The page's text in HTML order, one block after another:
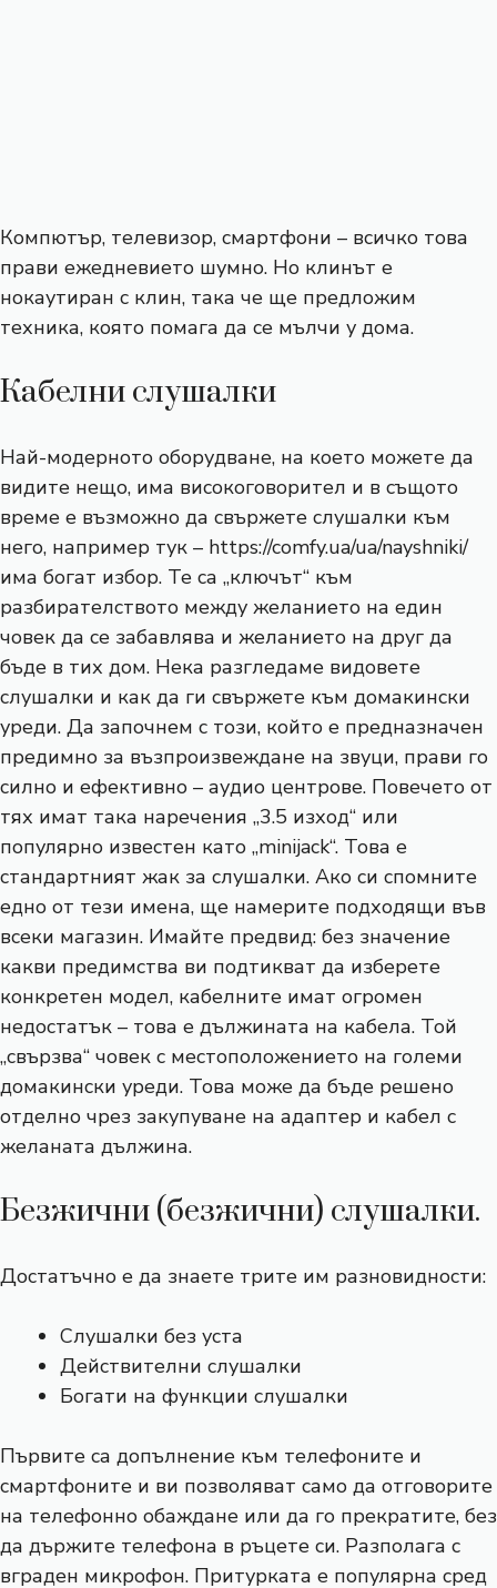
Компютър, телевизор, смартфони – всичко това
прави ежедневието шумно. Но клинът е
нокаутиран с клин, така че ще предложим
техника, която помага да се мълчи у дома.
Кабелни слушалки
Най-модерното оборудване, на което можете да
видите нещо, има високоговорител и в същото
време е възможно да свържете слушалки към
него, например тук – https://comfy.ua/ua/nayshniki/
има богат избор. Те са „ключът“ към
разбирателството между желанието на един
човек да се забавлява и желанието на друг да
бъде в тих дом. Нека разгледаме видовете
слушалки и как да ги свържете към домакински
уреди. Да започнем с този, който е предназначен
предимно за възпроизвеждане на звуци, прави го
силно и ефективно – аудио центрове. Повечето от
тях имат така наречения „3.5 изход“ или
популярно известен като „minijack“. Това е
стандартният жак за слушалки. Ако си спомните
едно от тези имена, ще намерите подходящи във
всеки магазин. Имайте предвид: без значение
какви предимства ви подтикват да изберете
конкретен модел, кабелните имат огромен
недостатък – това е дължината на кабела. Той
„свързва“ човек с местоположението на големи
домакински уреди. Това може да бъде решено
отделно чрез закупуване на адаптер и кабел с
желаната дължина.
Безжични (безжични) слушалки.
Достатъчно е да знаете трите им разновидности:
Слушалки без уста
Действителни слушалки
Богати на функции слушалки
Първите са допълнение към телефоните и
смартфоните и ви позволяват само да отговорите
на телефонно обаждане или да го прекратите, без
да държите телефона в ръцете си. Разполага с
вграден микрофон. Притурката е популярна сред